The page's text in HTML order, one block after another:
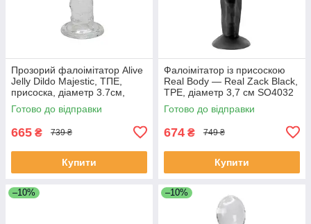
Прозорий фалоімітатор Alive
Jelly Dildo Majestic, ТПЕ,
присоска, діаметр 3.7см,
довжина 14.7см
Готово до відправки
665 ₴ 739 ₴
Купити
Фалоімітатор із присоскою
Real Body — Real Zack Black,
TPE, діаметр 3,7 см SO4032
Готово до відправки
674 ₴ 749 ₴
Купити
–10% –10%